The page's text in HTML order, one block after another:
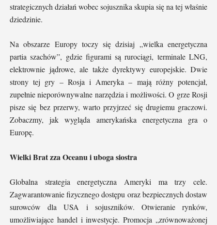
strategicznych działań wobec sojusznika skupia się na tej właśnie
dziedzinie.
Na obszarze Europy toczy się dzisiaj „wielka energetyczna
partia szachów”, gdzie figurami są rurociągi, terminale LNG,
elektrownie jądrowe, ale także dyrektywy europejskie. Dwie
strony tej gry – Rosja i Ameryka – mają różny potencjał,
zupełnie nieporównywalne narzędzia i możliwości. O grze Rosji
pisze się bez przerwy, warto przyjrzeć się drugiemu graczowi.
Zobaczmy, jak wygląda amerykańska energetyczna gra o
Europę.
Wielki Brat zza Oceanu i uboga siostra
Globalna strategia energetyczna Ameryki ma trzy cele.
Zagwarantowanie fizycznego dostępu oraz bezpiecznych dostaw
surowców dla USA i sojuszników. Otwieranie rynków,
umożliwiające handel i inwestycje. Promocja „zrównoważonej